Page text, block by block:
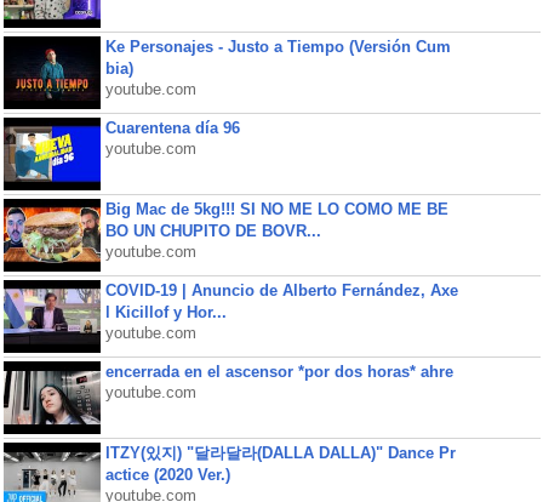
Ke Personajes - Justo a Tiempo (Versión Cum
bia)
youtube.com
Cuarentena día 96
youtube.com
Big Mac de 5kg!!! SI NO ME LO COMO ME BE
BO UN CHUPITO DE BOVR...
youtube.com
COVID-19 | Anuncio de Alberto Fernández, Axe
l Kicillof y Hor...
youtube.com
encerrada en el ascensor *por dos horas* ahre
youtube.com
ITZY(있지) "달라달라(DALLA DALLA)" Dance Pr
actice (2020 Ver.)
youtube.com